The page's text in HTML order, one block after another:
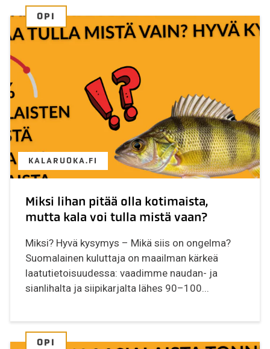
OPI
KALARUOKA.FI
Miksi lihan pitää olla kotimaista,
mutta kala voi tulla mistä vaan?
Miksi? Hyvä kysymys – Mikä siis on ongelma?
Suomalainen kuluttaja on maailman kärkeä
laatutietoisuudessa: vaadimme naudan- ja
sianlihalta ja siipikarjalta lähes 90–100...
OPI